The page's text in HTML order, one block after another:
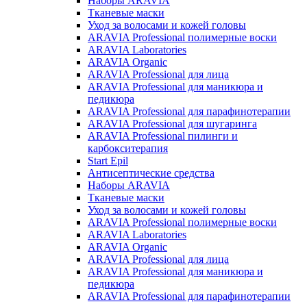
Тканевые маски
Уход за волосами и кожей головы
ARAVIA Professional полимерные воски
ARAVIA Laboratories
ARAVIA Organic
ARAVIA Professional для лица
ARAVIA Professional для маникюра и
педикюра
ARAVIA Professional для парафинотерапии
ARAVIA Professional для шугаринга
ARAVIA Professional пилинги и
карбокситерапия
Start Epil
Антисептические средства
Наборы ARAVIA
Тканевые маски
Уход за волосами и кожей головы
ARAVIA Professional полимерные воски
ARAVIA Laboratories
ARAVIA Organic
ARAVIA Professional для лица
ARAVIA Professional для маникюра и
педикюра
ARAVIA Professional для парафинотерапии